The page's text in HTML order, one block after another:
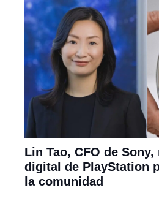
Lin Tao, CFO de
digital de PlayStation
la comunidad